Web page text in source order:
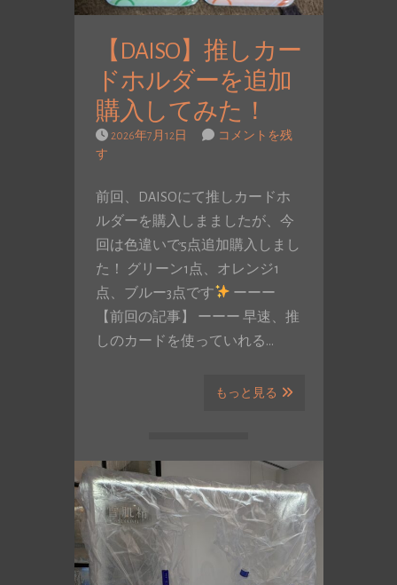
【DAISO】推しカー
ドホルダーを追加
購入してみた！
2026年7月12日
コメントを残
す
前回、DAISOにて推しカードホ
ルダーを購入しまましたが、今
回は色違いで5点追加購入しまし
た！ グリーン1点、オレンジ1
点、ブルー3点です
ーーー
【前回の記事】 ーーー 早速、推
しのカードを使っていれる…
もっと見る